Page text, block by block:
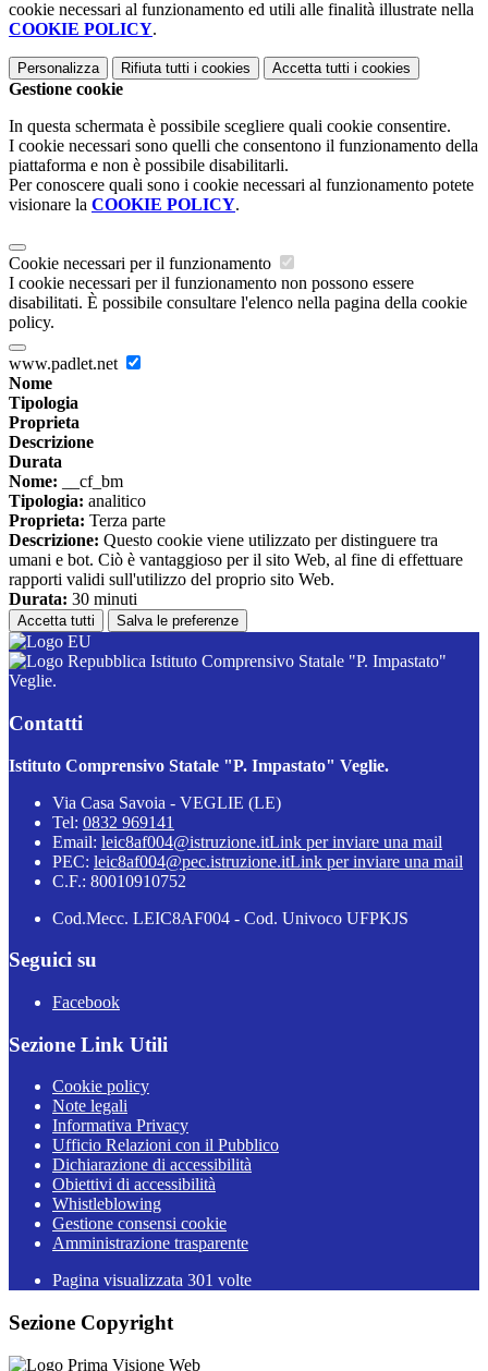
cookie necessari al funzionamento ed utili alle finalità illustrate nella
COOKIE POLICY.
Personalizza Rifiuta tutti i cookies Accetta tutti i cookies
Gestione cookie
In questa schermata è possibile scegliere quali cookie consentire.
I cookie necessari sono quelli che consentono il funzionamento della
piattaforma e non è possibile disabilitarli.
Per conoscere quali sono i cookie necessari al funzionamento potete
visionare la COOKIE POLICY.
Cookie necessari per il funzionamento
I cookie necessari per il funzionamento non possono essere
disabilitati. È possibile consultare l'elenco nella pagina della cookie
policy.
www.padlet.net
Nome
Tipologia
Proprieta
Descrizione
Durata
Nome: __cf_bm
Tipologia: analitico
Proprieta: Terza parte
Descrizione: Questo cookie viene utilizzato per distinguere tra
umani e bot. Ciò è vantaggioso per il sito Web, al fine di effettuare
rapporti validi sull'utilizzo del proprio sito Web.
Durata: 30 minuti
Accetta tutti Salva le preferenze
Istituto Comprensivo Statale "P. Impastato"
Veglie.
Contatti
Istituto Comprensivo Statale "P. Impastato" Veglie.
Via Casa Savoia - VEGLIE (LE)
Tel: 0832 969141
Email: leic8af004@istruzione.itLink per inviare una mail
PEC: leic8af004@pec.istruzione.itLink per inviare una mail
C.F.: 80010910752
Cod.Mecc. LEIC8AF004 - Cod. Univoco UFPKJS
Seguici su
Facebook
Sezione Link Utili
Cookie policy
Note legali
Informativa Privacy
Ufficio Relazioni con il Pubblico
Dichiarazione di accessibilità
Obiettivi di accessibilità
Whistleblowing
Gestione consensi cookie
Amministrazione trasparente
Pagina visualizzata 301 volte
Sezione Copyright